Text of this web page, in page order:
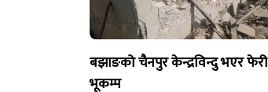
बझाङको चैनपुर केन्द्रविन्दु भएर फेरी
भूकम्प